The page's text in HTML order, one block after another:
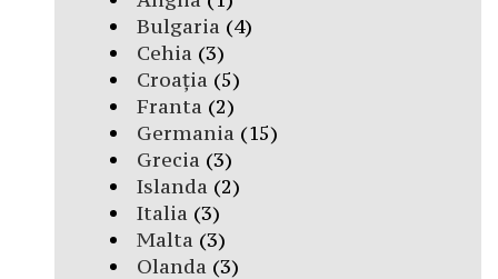
Bulgaria (4)
Cehia (3)
Croația (5)
Franta (2)
Germania (15)
Grecia (3)
Islanda (2)
Italia (3)
Malta (3)
Olanda (3)